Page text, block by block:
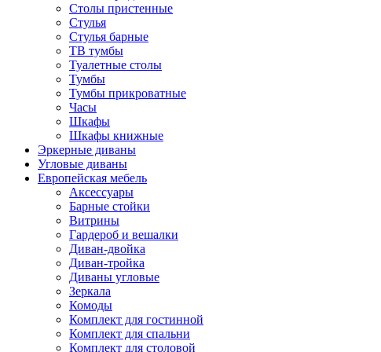
Столы пристенные
Стулья
Стулья барные
ТВ тумбы
Туалетные столы
Тумбы
Тумбы прикроватные
Часы
Шкафы
Шкафы книжные
Эркерные диваны
Угловые диваны
Европейская мебель
Аксессуары
Барные стойки
Витрины
Гардероб и вешалки
Диван-двойка
Диван-тройка
Диваны угловые
Зеркала
Комоды
Комплект для гостинной
Комплект для спальни
Комплект для столовой